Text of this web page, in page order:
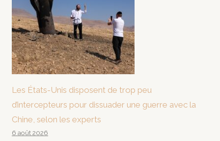
Les États-Unis disposent de trop peu
d’intercepteurs pour dissuader une guerre avec la
Chine, selon les experts
6 août 2026